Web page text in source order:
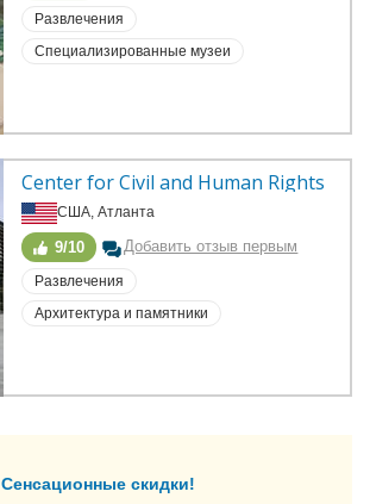
Развлечения
Специализированные музеи
Center for Civil and Human Rights
США, Атланта
9/10 Добавить отзыв первым
Развлечения
Архитектура и памятники
Сенсационные скидки!